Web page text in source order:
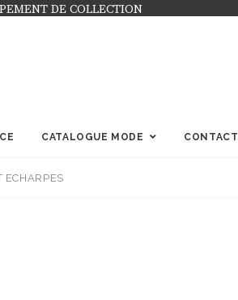
DE COLLECTION
CATALOGUE MODE CONTACT
ECHARPES